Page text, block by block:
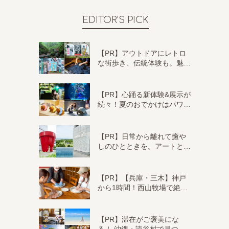
EDITOR'S PICK
【PR】アウトドアにレトロ
な街歩き、伝統体験も。魅…
【PR】心踊る新体験&展示が
続々！夏のおでかけはパワ…
【PR】日常から離れて癒や
しのひとときを。アートと…
【PR】【兵庫・三木】神戸
から1時間！西山牧場で絶…
【PR】滞在がご褒美にな